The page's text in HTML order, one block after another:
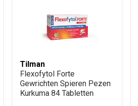
Tilman
Flexofytol Forte
Gewrichten Spieren Pezen
Kurkuma 84 Tabletten